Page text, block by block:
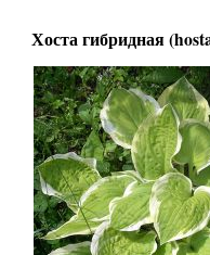
Хоста гибридная